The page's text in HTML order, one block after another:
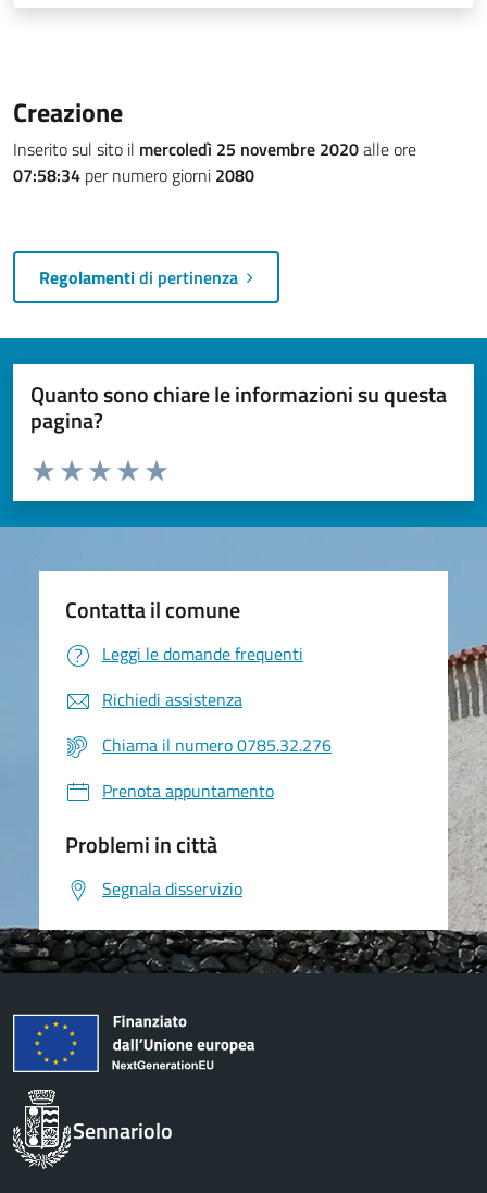
Creazione
Inserito sul sito il mercoledì 25 novembre 2020alle ore
07:58:34 per numero giorni 2080
Regolamentidi pertinenza
Quanto sono chiare le informazioni su questa
pagina?
Valuta da 1 a 5 stelle la pagina
Valuta 5 stelle su 5
Valuta 4 stelle su 5
Valuta 3 stelle su 5
Valuta 2 stelle su 5
Valuta 1 stelle su 5
Contatta il comune
Leggi le domande frequenti
Richiedi assistenza
Chiama il numero 0785.32.276
Prenota appuntamento
Problemi in città
Segnala disservizio
Sennariolo